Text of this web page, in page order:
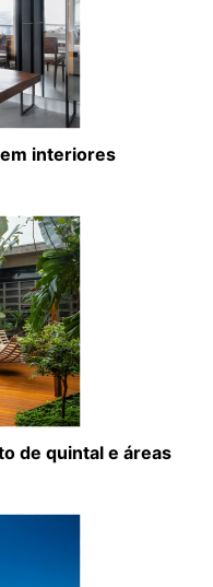
interiores
de quintal e áreas